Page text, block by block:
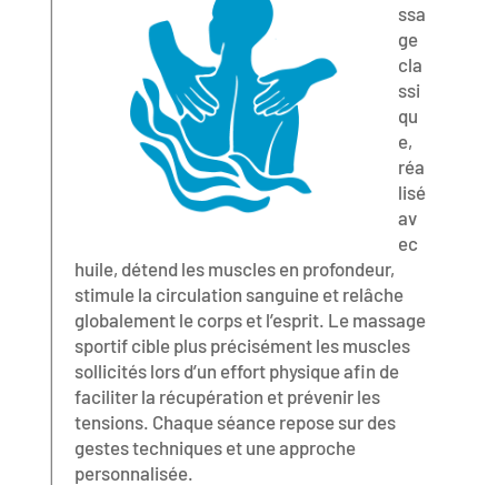
ssa
ge
cla
ssi
qu
e,
réa
lisé
av
ec
huile, détend les muscles en profondeur,
stimule la circulation sanguine et relâche
globalement le corps et l’esprit. Le massage
sportif cible plus précisément les muscles
sollicités lors d’un effort physique afin de
faciliter la récupération et prévenir les
tensions. Chaque séance repose sur des
gestes techniques et une approche
personnalisée.